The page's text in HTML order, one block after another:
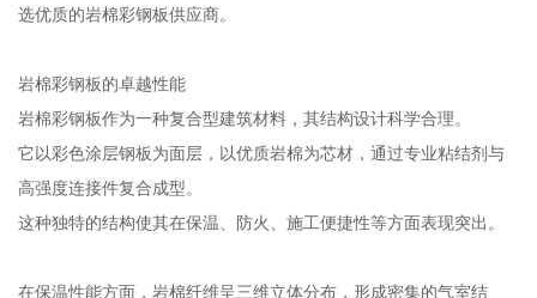
选优质的岩棉彩钢板供应商。
岩棉彩钢板的卓越性能
岩棉彩钢板作为一种复合型建筑材料，其结构设计科学合理。
它以彩色涂层钢板为面层，以优质岩棉为芯材，通过专业粘结剂与
高强度连接件复合成型。
这种独特的结构使其在保温、防火、施工便捷性等方面表现突出。
在保温性能方面，岩棉纤维呈三维立体分布，形成密集的气室结